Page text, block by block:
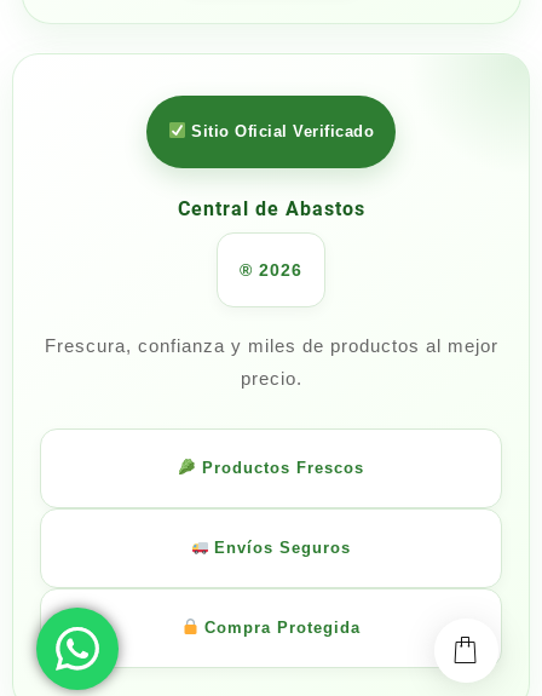
Sitio Oficial Verificado
Central de Abastos
® 2026
Frescura, confianza y miles de productos al mejor
precio.
Productos Frescos
Envíos Seguros
Compra Protegida